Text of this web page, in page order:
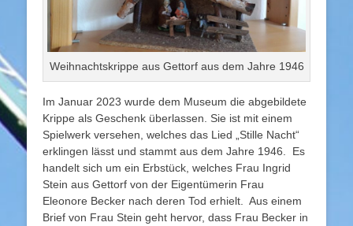
Weihnachtskrippe aus Gettorf aus dem Jahre 1946
Im Januar 2023 wurde dem Museum die abgebildete
Krippe als Geschenk überlassen. Sie ist mit einem
Spielwerk versehen, welches das Lied „Stille Nacht“
erklingen lässt und stammt aus dem Jahre 1946. Es
handelt sich um ein Erbstück, welches Frau Ingrid
Stein aus Gettorf von der Eigentümerin Frau
Eleonore Becker nach deren Tod erhielt. Aus einem
Brief von Frau Stein geht hervor, dass Frau Becker in